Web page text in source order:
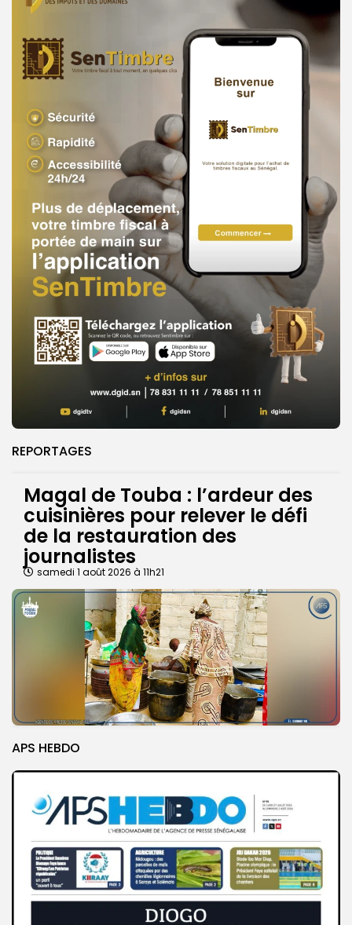
REPORTAGES
Magal de Touba : l’ardeur des
cuisinières pour relever le défi
de la restauration des
journalistes
samedi 1 août 2026 à 11h21
APS HEBDO